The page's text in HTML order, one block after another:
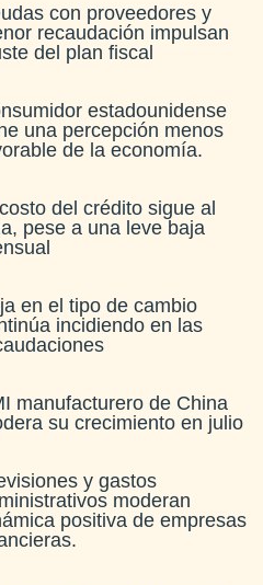
con proveedores y
recaudación impulsan
del plan fiscal​
estadounidense
una percepción menos
de la economía​.
del crédito sigue al
pese a una leve baja
en el tipo de cambio
incidiendo en las
manufacturero de China
su crecimiento en julio​
y gastos
moderan
positiva de empresas